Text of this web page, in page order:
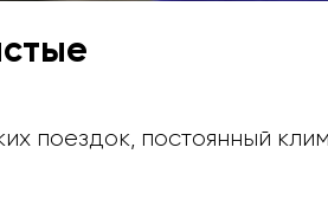
поездок, постоянный